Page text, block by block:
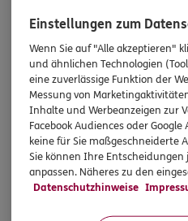
Zahnversicherungen
Kfz-Versicherung
Krankenversicherung
Versicherungen für den
Versicherungen für
Hilfe & Services
Einstellungen zum
Wenn Sie auf "Alle akzeptieren"
und ähnlichen Technologien
eine zuverlässige Funktion der
Messung von
Inhalte und Werbeanzeigen zur
Facebook Audiences oder Google
keine für Sie maßgeschneiderte
Sie können Ihre
anpassen. Näheres zu den
Datenschutzhinweise